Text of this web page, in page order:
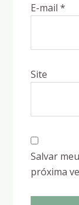
E-mail*
Site
Salvar
próxima